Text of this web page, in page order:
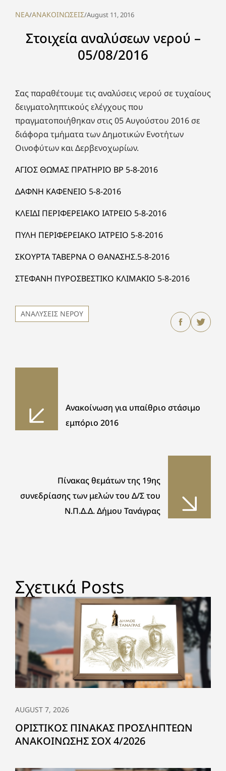
NEA/ΑΝΑΚΟΙΝΩΣΕΙΣ/August 11, 2016
Στοιχεία αναλύσεων νερού –
05/08/2016
Σας παραθέτουμε τις αναλύσεις νερού σε τυχαίους
δειγματοληπτικούς ελέγχους που
πραγματοποιήθηκαν στις 05 Αυγούστου 2016 σε
διάφορα τμήματα των Δημοτικών Ενοτήτων
Οινοφύτων και Δερβενοχωρίων.
ΑΓΙΟΣ ΘΩΜΑΣ ΠΡΑΤΗΡΙΟ ΒΡ 5-8-2016
ΔΑΦΝΗ ΚΑΦΕΝΕΙΟ 5-8-2016
ΚΛΕΙΔΙ ΠΕΡΙΦΕΡΕΙΑΚΟ ΙΑΤΡΕΙΟ 5-8-2016
ΠΥΛΗ ΠΕΡΙΦΕΡΕΙΑΚΟ ΙΑΤΡΕΙΟ 5-8-2016
ΣΚΟΥΡΤΑ ΤΑΒΕΡΝΑ Ο ΘΑΝΑΣΗΣ.5-8-2016
ΣΤΕΦΑΝΗ ΠΥΡΟΣΒΕΣΤΙΚΟ ΚΛΙΜΑΚΙΟ 5-8-2016
ΑΝΑΛΥΣΕΙΣ ΝΕΡΟΥ
Ανακοίνωση για υπαίθριο στάσιμο
εμπόριο 2016
Πίνακας θεμάτων της 19ης
συνεδρίασης των μελών του Δ/Σ του
Ν.Π.Δ.Δ. Δήμου Τανάγρας
Σχετικά Posts
AUGUST 7, 2026
ΟΡΙΣΤΙΚΟΣ ΠΙΝΑΚΑΣ ΠΡΟΣΛΗΠΤΕΩΝ
ΑΝΑΚΟΙΝΩΣΗΣ ΣΟΧ 4/2026